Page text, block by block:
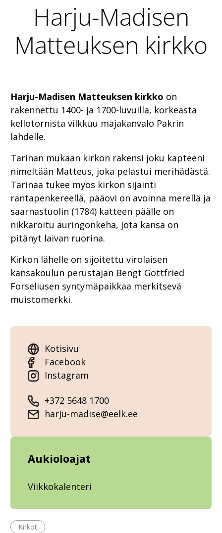
Harju-Madisen
Matteuksen kirkko
Harju-Madisen Matteuksen kirkko on
rakennettu 1400- ja 1700-luvuilla, korkeasta
kellotornista vilkkuu majakanvalo Pakrin
lahdelle.
Tarinan mukaan kirkon rakensi joku kapteeni
nimeltään Matteus, joka pelastui merihädästä.
Tarinaa tukee myös kirkon sijainti
rantapenkereellä, pääovi on avoinna merellä ja
saarnastuolin (1784) katteen päälle on
nikkaroitu auringonkehä, jota kansa on
pitänyt laivan ruorina.
Kirkon lähelle on sijoitettu virolaisen
kansakoulun perustajan Bengt Gottfried
Forseliusen syntymäpaikkaa merkitsevä
muistomerkki.
Kotisivu
Facebook
Instagram
+372 5648 1700
harju-madise@eelk.ee
Aukioloajat
Viikkokalenteri
Kirkot